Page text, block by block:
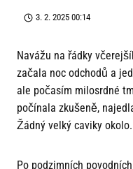
3. 2. 2025 00:14
Navážu na řádky
začala noc odchodů a
ale počasím milosrdné
počínala zkušeně,
Žádný velký caviky okolo.
Po podzimních